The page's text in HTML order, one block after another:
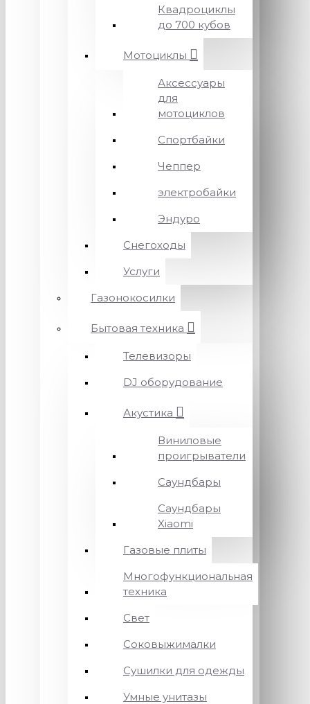
Квадроциклы
до 700 кубов
Мотоциклы
Аксессуары
для
мотоциклов
Спортбайки
Чеппер
электробайки
Эндуро
Снегоходы
Услуги
Газонокосилки
Бытовая техника
Телевизоры
DJ оборудование
Акустика
Виниловые
проигрыватели
Саундбары
Саундбары
Xiaomi
Газовые плиты
Многофункциональная
техника
Свет
Соковыжималки
Сушилки для одежды
Умные унитазы